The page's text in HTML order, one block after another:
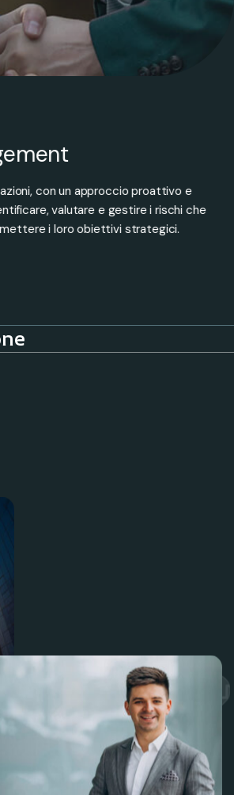
di esercizio e audit su misura per
garantendo il massimo livello di
normativa e affidabilità delle